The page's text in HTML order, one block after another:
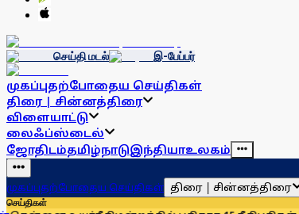
செய்தி மடல் இ-பேப்பர்
முகப்புதற்போதைய செய்திகள்
திரை | சின்னத்திரை
விளையாட்டு
லைஃப்ஸ்டைல்
ஜோதிடம்தமிழ்நாடுஇந்தியாஉலகம்
முகப்புதற்போதைய செய்திகள் திரை | சின்னத்திரை
செய்திகள்